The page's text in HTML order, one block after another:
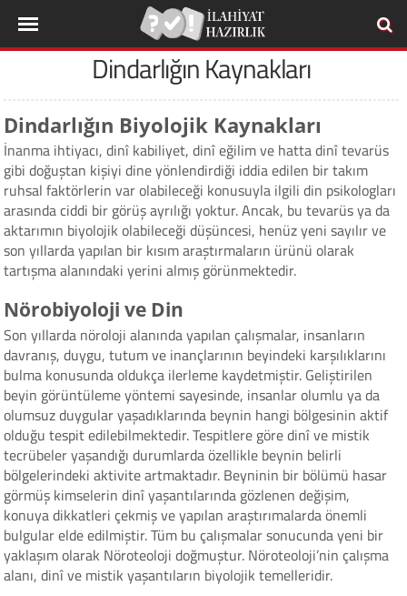
Dindarlığın Kaynakları
Dindarlığın Biyolojik Kaynakları
İnanma ihtiyacı, dinî kabiliyet, dinî eğilim ve hatta dinî tevarüs
gibi doğuştan kişiyi dine yönlendirdiği iddia edilen bir takım
ruhsal faktörlerin var olabileceği konusuyla ilgili din psikologları
arasında ciddi bir görüş ayrılığı yoktur. Ancak, bu tevarüs ya da
aktarımın biyolojik olabileceği düşüncesi, henüz yeni sayılır ve
son yıllarda yapılan bir kısım araştırmaların ürünü olarak
tartışma alanındaki yerini almış görünmektedir.
Nörobiyoloji ve Din
Son yıllarda nöroloji alanında yapılan çalışmalar, insanların
davranış, duygu, tutum ve inançlarının beyindeki karşılıklarını
bulma konusunda oldukça ilerleme kaydetmiştir. Geliştirilen
beyin görüntüleme yöntemi sayesinde, insanlar olumlu ya da
olumsuz duygular yaşadıklarında beynin hangi bölgesinin aktif
olduğu tespit edilebilmektedir. Tespitlere göre dinî ve mistik
tecrübeler yaşandığı durumlarda özellikle beynin belirli
bölgelerindeki aktivite artmaktadır. Beyninin bir bölümü hasar
görmüş kimselerin dinî yaşantılarında gözlenen değişim,
konuya dikkatleri çekmiş ve yapılan araştırımalarda önemli
bulgular elde edilmiştir. Tüm bu çalışmalar sonucunda yeni bir
yaklaşım olarak Nöroteoloji doğmuştur. Nöroteoloji’nin çalışma
alanı, dinî ve mistik yaşantıların biyolojik temelleridir.